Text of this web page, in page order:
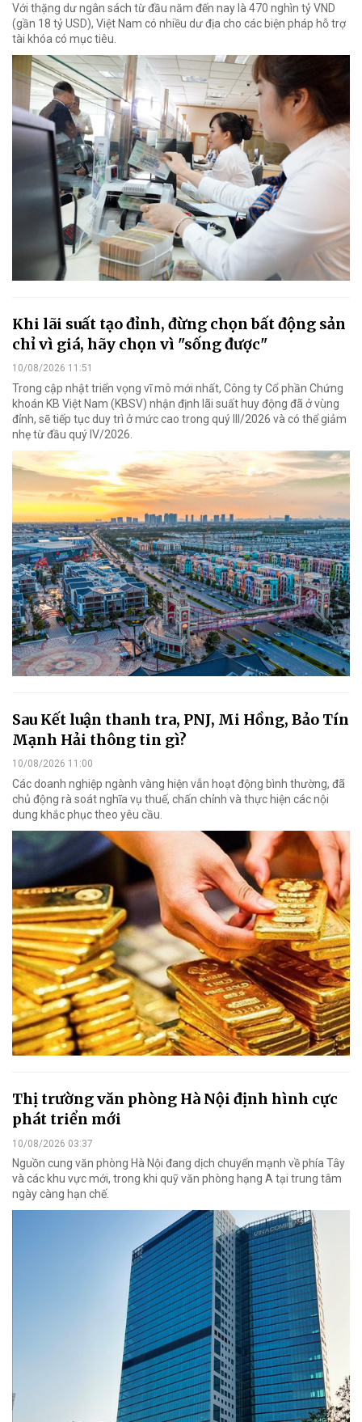
Với thặng dư ngân sách từ đầu năm đến nay là 470 nghìn tỷ VND
(gần 18 tỷ USD), Việt Nam có nhiều dư địa cho các biện pháp hỗ trợ
tài khóa có mục tiêu.
Khi lãi suất tạo đỉnh, đừng chọn bất động sản
chỉ vì giá, hãy chọn vì "sống được"
10/08/2026 11:51
Trong cập nhật triển vọng vĩ mô mới nhất, Công ty Cổ phần Chứng
khoán KB Việt Nam (KBSV) nhận định lãi suất huy động đã ở vùng
đỉnh, sẽ tiếp tục duy trì ở mức cao trong quý III/2026 và có thể giảm
nhẹ từ đầu quý IV/2026.
Sau Kết luận thanh tra, PNJ, Mi Hồng, Bảo Tín
Mạnh Hải thông tin gì?
10/08/2026 11:00
Các doanh nghiệp ngành vàng hiện vẫn hoạt động bình thường, đã
chủ động rà soát nghĩa vụ thuế, chấn chỉnh và thực hiện các nội
dung khắc phục theo yêu cầu.
Thị trường văn phòng Hà Nội định hình cực
phát triển mới
10/08/2026 03:37
Nguồn cung văn phòng Hà Nội đang dịch chuyển mạnh về phía Tây
và các khu vực mới, trong khi quỹ văn phòng hạng A tại trung tâm
ngày càng hạn chế.